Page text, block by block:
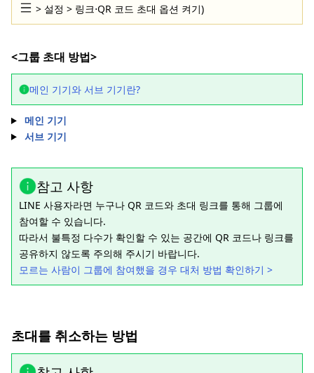
> 설정 > 링크⋅QR 코드 초대 옵션 켜기)
<그룹 초대 방법>
메인 기기와 서브 기기란?
메인 기기
서브 기기
참고 사항
LINE 사용자라면 누구나 QR 코드와 초대 링크를 통해 그룹에
참여할 수 있습니다.
따라서 불특정 다수가 확인할 수 있는 공간에 QR 코드나 링크를
공유하지 않도록 주의해 주시기 바랍니다.
모르는 사람이 그룹에 참여했을 경우 대처 방법 확인하기 >
초대를 취소하는 방법